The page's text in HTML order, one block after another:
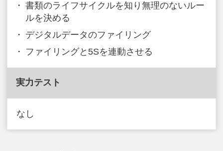
書類のライフサイクルを知り無理のないルー
ルを決める
デジタルデータのファイリング
ファイリングと5Sを連動させる
実力テスト
なし